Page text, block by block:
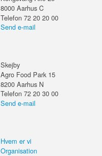
8000 Aarhus C
Telefon 72 20 20 00
Send e-mail
Skejby
Agro Food Park 15
8200 Aarhus N
Telefon 72 20 30 00
Send e-mail
Hvem er vi
Organisation